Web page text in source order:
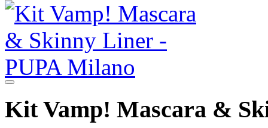
Kit Vamp! Mascara &